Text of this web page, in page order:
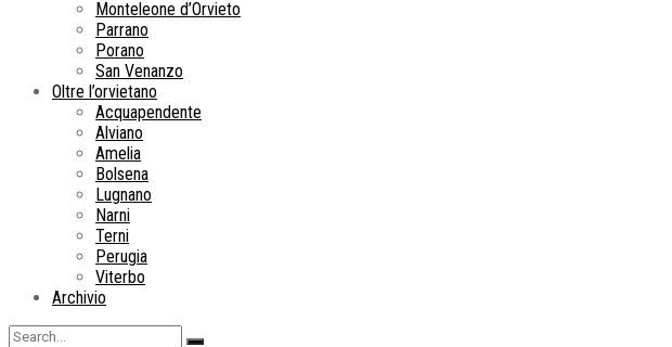
Monteleone d’Orvieto
Parrano
Porano
San Venanzo
Oltre l’orvietano
Acquapendente
Alviano
Amelia
Bolsena
Lugnano
Narni
Terni
Perugia
Viterbo
Archivio